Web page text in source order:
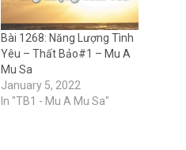
Bài 1268: Năng Lượng Tình
Yêu – Thất Bảo#1 – Mu A
Mu Sa
January 5, 2022
In "TB1 - Mu A Mu Sa"